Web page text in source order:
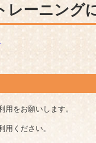
レーニング
をお願いします。
ください。